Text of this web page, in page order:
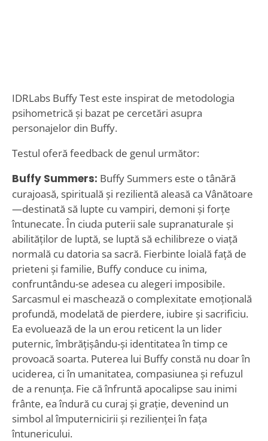
IDRLabs Buffy Test este inspirat de metodologia
psihometrică și bazat pe cercetări asupra
personajelor din Buffy.
Testul oferă feedback de genul următor:
Buffy Summers: Buffy Summers este o tânără
curajoasă, spirituală și rezilientă aleasă ca Vânătoare
—destinată să lupte cu vampiri, demoni și forțe
întunecate. În ciuda puterii sale supranaturale și
abilităților de luptă, se luptă să echilibreze o viață
normală cu datoria sa sacră. Fierbinte loială față de
prieteni și familie, Buffy conduce cu inima,
confruntându-se adesea cu alegeri imposibile.
Sarcasmul ei maschează o complexitate emoțională
profundă, modelată de pierdere, iubire și sacrificiu.
Ea evoluează de la un erou reticent la un lider
puternic, îmbrățișându-și identitatea în timp ce
provoacă soarta. Puterea lui Buffy constă nu doar în
uciderea, ci în umanitatea, compasiunea și refuzul
de a renunța. Fie că înfruntă apocalipse sau inimi
frânte, ea îndură cu curaj și grație, devenind un
simbol al împuternicirii și rezilienței în fața
întunericului.